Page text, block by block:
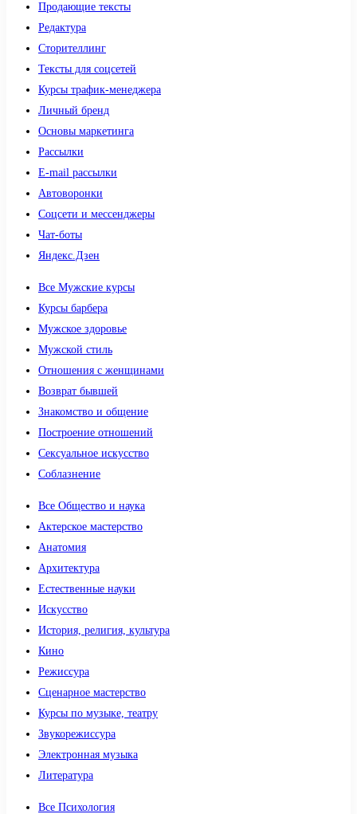
Продающие тексты
Редактура
Сторителлинг
Тексты для соцсетей
Курсы трафик-менеджера
Личный бренд
Основы маркетинга
Рассылки
E-mail рассылки
Автоворонки
Соцсети и мессенджеры
Чат-боты
Яндекс.Дзен
Все Мужские курсы
Курсы барбера
Мужское здоровье
Мужской стиль
Отношения с женщинами
Возврат бывшей
Знакомство и общение
Построение отношений
Сексуальное искусство
Соблазнение
Все Общество и наука
Актерское мастерство
Анатомия
Архитектура
Естественные науки
Искусство
История, религия, культура
Кино
Режиссура
Сценарное мастерство
Курсы по музыке, театру
Звукорежиссура
Электронная музыка
Литература
Все Психология